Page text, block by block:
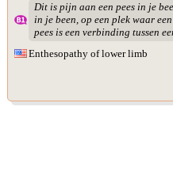
Dit is pijn aan een pees in je
in je been, op een plek waar
pees is een verbinding tussen
Enthesopathy of lower limb